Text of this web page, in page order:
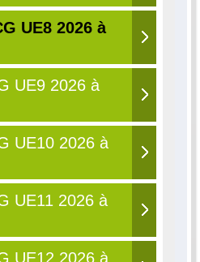
UE8 2026 à
UE9 2026 à
UE10 2026 à
UE11 2026 à
UE12 2026 à